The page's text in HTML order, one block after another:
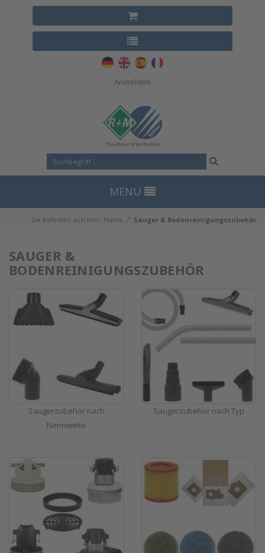
Anmelden
MENU
Sie befinden sich hier: Home ⁄ Sauger & Bodenreinigungszubehör
SAUGER &
BODENREINIGUNGSZUBEHÖR
Saugerzubehör nach
Nennweite
Saugerzubehör nach Typ